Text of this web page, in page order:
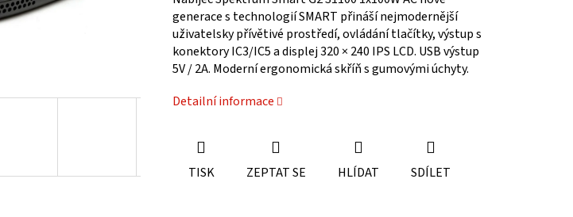
generace s technologií SMART přináší nejmodernější
uživatelsky přívětivé prostředí, ovládání tlačítky, výstup s
konektory IC3/IC5 a displej 320 × 240 IPS LCD. USB výstup
5V / 2A. Moderní ergonomická skříň s gumovými úchyty.
Detailní informace
TISK ZEPTAT SE HLÍDAT SDÍLET